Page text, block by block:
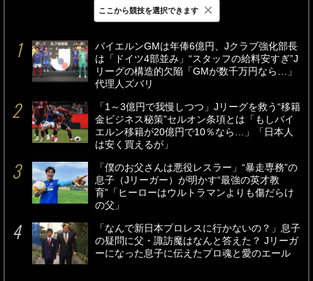
最新 24時間 週間
バイエルンGMは年俸6億円、Jクラブ強化部長
は「ドイツ4部並み」“スタッフの給料安すぎ”J
リーグの構造的欠陥「GMが数千万円なら…」
代理人ズバリ
「1～3億円で我慢しつつ」Jリーグを救う“移籍
金ビジネス秘策”セルオン条項とは「もしバイ
エルン移籍が20億円で10％なら…」「日本人
は安く買えるが」
「僕のお父さんは悪役レスラー」“暴走専務”の
息子（Jリーガー）が明かす“最強の英才教
育”「ヒーローはウルトラマンよりも傷だらけ
の父」
「なんで新日本プロレスに行かないの？」息子
の疑問に父・諏訪魔はなんと答えた？ Jリーガ
ーになった息子に伝えたプロ魂と愛のエール
ここから競技を選択できます ×